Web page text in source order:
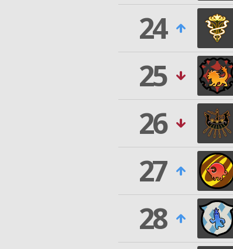
24
25
26
27
28